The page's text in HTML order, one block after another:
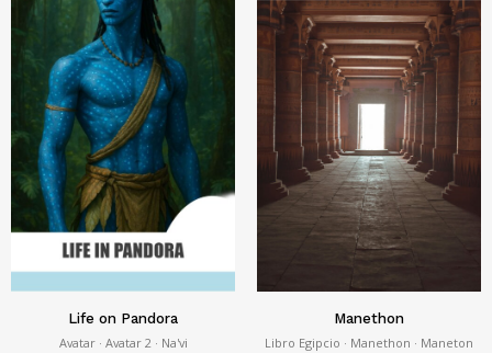
Life on Pandora
Avatar · Avatar 2 · Na'vi
Manethon
Libro Egipcio · Manethon · Maneton